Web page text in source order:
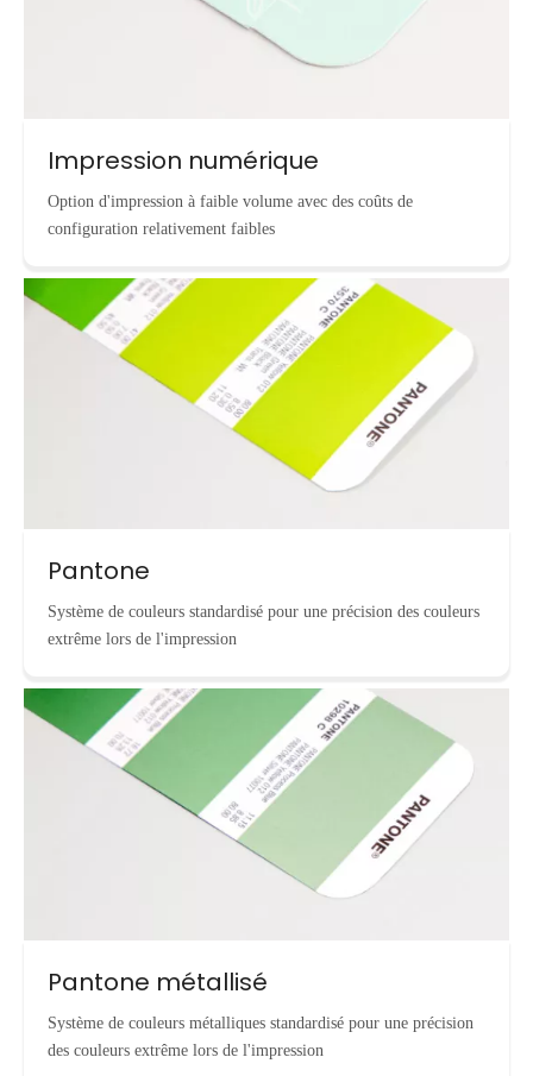
Impression numérique
Option d'impression à faible volume avec des coûts de
configuration relativement faibles
Pantone
Système de couleurs standardisé pour une précision des couleurs
extrême lors de l'impression
Pantone métallisé
Système de couleurs métalliques standardisé pour une précision
des couleurs extrême lors de l'impression